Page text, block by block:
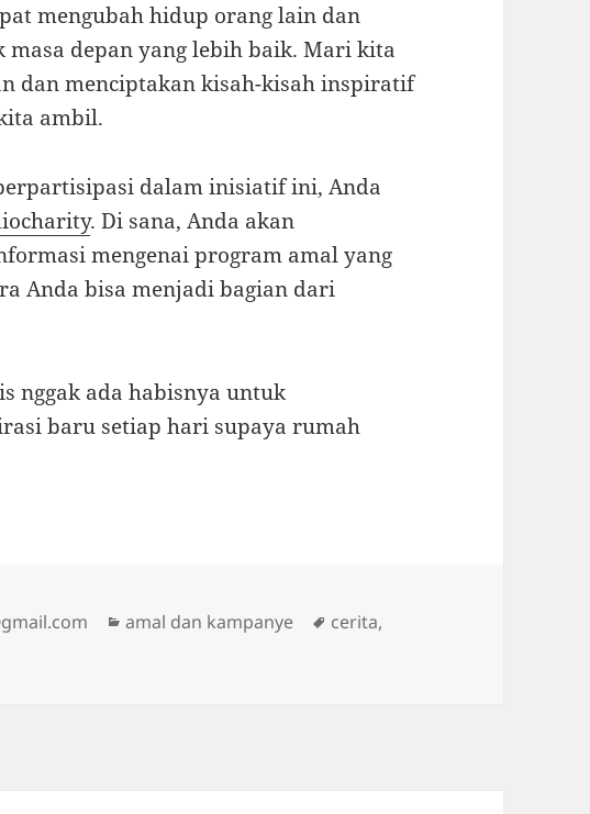
mengubah hidup orang lain dan
depan yang lebih baik. Mari kita
dan menciptakan kisah-kisah inspiratif
ambil.
dalam inisiatif ini, Anda
. Di sana, Anda akan
mengenai program amal yang
Anda bisa menjadi bagian dari
nggak ada habisnya untuk
baru setiap hari supaya rumah
Categories
amal dan kampanye Tags
cerita,